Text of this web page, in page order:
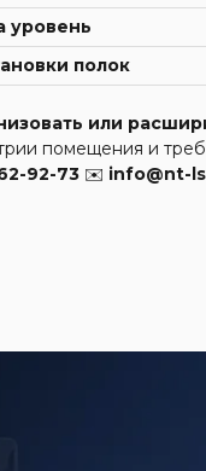
уровень
полок
или
помещения и
92-73 ✉️ info@nt-